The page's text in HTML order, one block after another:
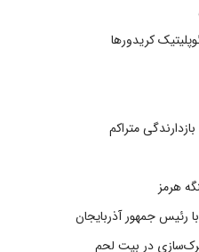
کریدورها
متراکم
هرمز
رئیس جمهور آذربایجان
در بیت‌ لحم